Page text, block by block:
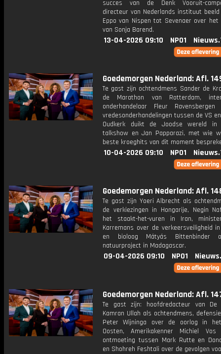
succes van de Denk Vooruit-
directeur van Nederlands instituut
Eppo van Nispen tot Sevenaer over het
van Sonja Barend.
13-04-2026 09:10 NPO1
Goedemorgen Nederland: Afl.
Te gast zijn ochtendmens Sander de
de Marathon van Rotterdam,
onderhandelaar Fleur
vredesonderhandelingen tussen de VS
Oudkerk duikt de Joodse wereld
talkshow en Jan Papparazi, met wie
beste kroeghits van dit moment
10-04-2026 09:10 NPO1
Goedemorgen Nederland: Afl.
Te gast zijn Yoeri Albrecht als
de verkiezingen in Hongarije, Negin
het staakt-het-vuren in Iran,
Karremans over de verkeersveiligheid
en bioloog Mátyás Bittenbinder
natuurproject in Madagascar.
09-04-2026 09:10 NPO1
Goedemorgen Nederland: Afl.
Te gast zijn: hoofdredacteur van De
Kamran Ullah als ochtendmens,
Peter Wijninga over de oorlog in
Oosten, Amerikakenner Michiel
ontmoeting tussen Mark Rutte en
en Shohreh Feshtali over de gevolgen